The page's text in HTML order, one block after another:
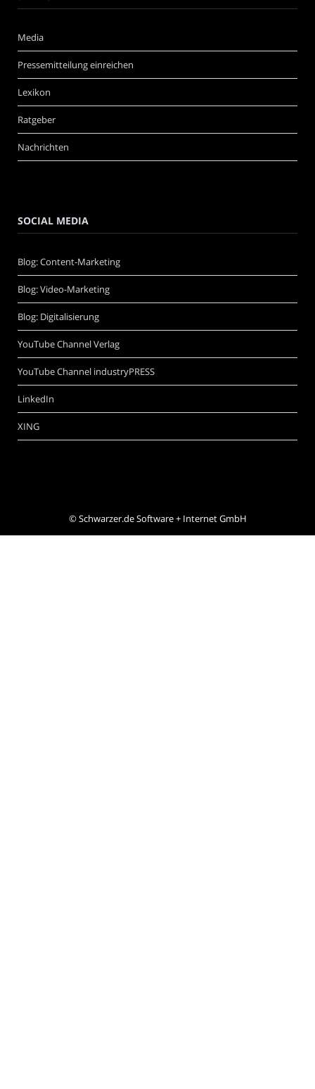
Media
Pressemitteilung einreichen
Lexikon
Ratgeber
Nachrichten
SOCIAL MEDIA
Blog: Content-Marketing
Blog: Video-Marketing
Blog: Digitalisierung
YouTube Channel Verlag
YouTube Channel industryPRESS
LinkedIn
XING
©Schwarzer.de Software + Internet GmbH